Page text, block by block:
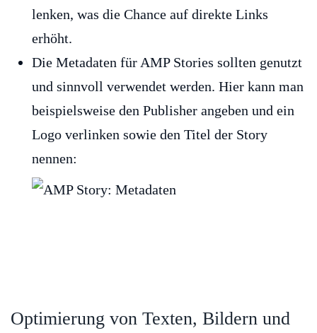
lenken, was die Chance auf direkte Links
erhöht.
Die Metadaten für AMP Stories sollten genutzt
und sinnvoll verwendet werden. Hier kann man
beispielsweise den Publisher angeben und ein
Logo verlinken sowie den Titel der Story
nennen:
Optimierung von Texten, Bildern und